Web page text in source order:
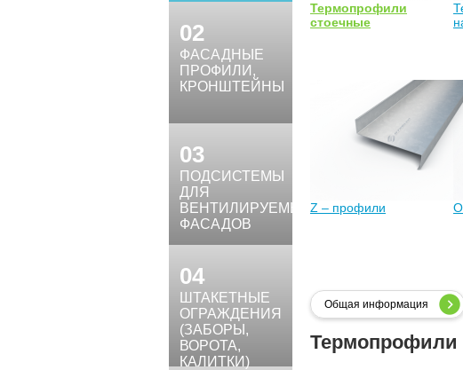
02
ФАСАДНЫЕ
ПРОФИЛИ,
КРОНШТЕЙНЫ
03
ПОДСИСТЕМЫ
ДЛЯ
ВЕНТИЛИРУЕМЫХ
ФАСАДОВ
04
ШТАКЕТНЫЕ
ОГРАЖДЕНИЯ
(ЗАБОРЫ,
ВОРОТА,
КАЛИТКИ)
Термопрофили
стоечные
Z – профили
Общая информация
Термопрофили